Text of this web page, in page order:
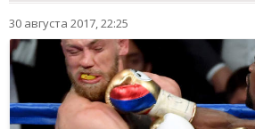
30 августа 2017, 22:25